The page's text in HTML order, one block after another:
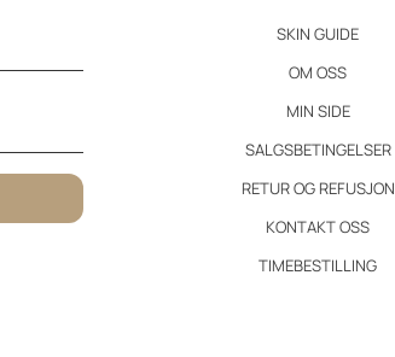
SKIN GUIDE
OM OSS
MIN SIDE
SALGSBETINGELSER
RETUR OG REFUSJON
KONTAKT OSS
TIMEBESTILLING